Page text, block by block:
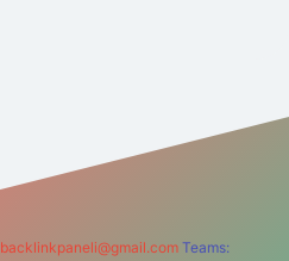
backlinkpaneli@gmail.com Teams: